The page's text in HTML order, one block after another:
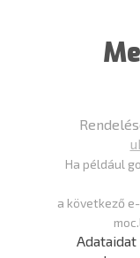
Ha például
a következő